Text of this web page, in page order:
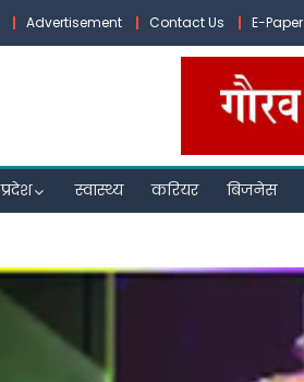
Advertisement Contact Us E-Paper
प्रदेश स्वास्थ्य करियर बिजनेस